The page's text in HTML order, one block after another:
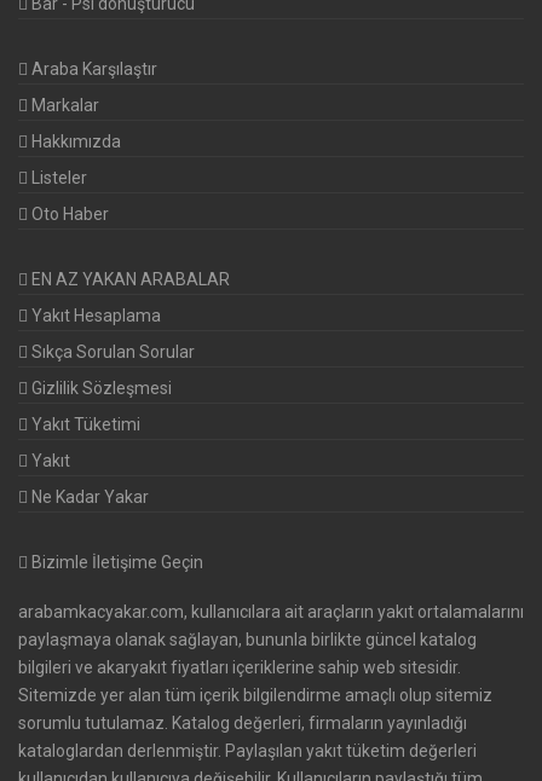
Bar - Psi dönüştürücü
Araba Karşılaştır
Markalar
Hakkımızda
Listeler
Oto Haber
EN AZ YAKAN ARABALAR
Yakıt Hesaplama
Sıkça Sorulan Sorular
Gizlilik Sözleşmesi
Yakıt Tüketimi
Yakıt
Ne Kadar Yakar
Bizimle İletişime Geçin
arabamkacyakar.com, kullanıcılara ait araçların yakıt ortalamalarını
paylaşmaya olanak sağlayan, bununla birlikte güncel katalog
bilgileri ve akaryakıt fiyatları içeriklerine sahip web sitesidir.
Sitemizde yer alan tüm içerik bilgilendirme amaçlı olup sitemiz
sorumlu tutulamaz. Katalog değerleri, firmaların yayınladığı
kataloglardan derlenmiştir. Paylaşılan yakıt tüketim değerleri